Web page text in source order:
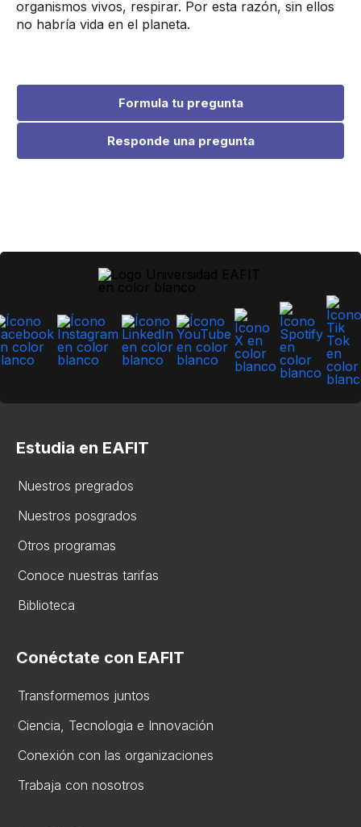
organismos vivos, respirar. Por esta razón, sin ellos
no habría vida en el planeta. ​
Formula tu pregunta
Responde una pregunta
Estudia en EAFIT
Nuestros pregrados
Nuestros posgrados
Otros programas
Conoce nuestras tarifas
Biblioteca
Conéctate con EAFIT
Transformemos juntos
Ciencia, Tecnologia e Innovación
Conexión con las organizaciones
Trabaja con nosotros